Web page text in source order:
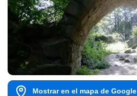
Mostrar en el mapa de Google